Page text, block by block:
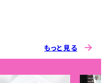
もっと見る